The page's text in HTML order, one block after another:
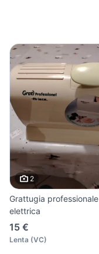
2
Grattugia professionale
elettrica
15 €
Lenta (VC)